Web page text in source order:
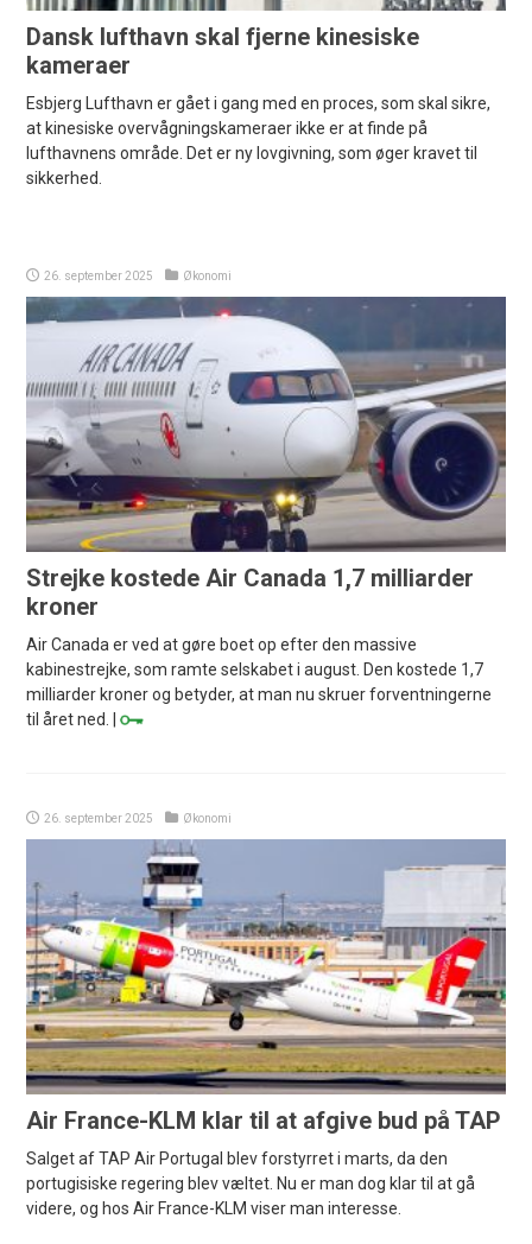
Dansk lufthavn skal fjerne kinesiske
kameraer
Esbjerg Lufthavn er gået i gang med en proces, som skal sikre,
at kinesiske overvågningskameraer ikke er at finde på
lufthavnens område. Det er ny lovgivning, som øger kravet til
sikkerhed.
26. september 2025 Økonomi
Strejke kostede Air Canada 1,7 milliarder
kroner
Air Canada er ved at gøre boet op efter den massive
kabinestrejke, som ramte selskabet i august. Den kostede 1,7
milliarder kroner og betyder, at man nu skruer forventningerne
til året ned. |
26. september 2025 Økonomi
Air France-KLM klar til at afgive bud på TAP
Salget af TAP Air Portugal blev forstyrret i marts, da den
portugisiske regering blev væltet. Nu er man dog klar til at gå
videre, og hos Air France-KLM viser man interesse.